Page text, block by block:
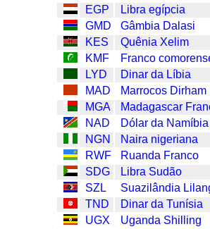
EGP
Libra egípcia
GMD
Gâmbia Dalasi
KES
Quênia Xelim
KMF
Franco
LYD
Dinar da Líbia
MAD
Marrocos Dirham
MGA
Madagascar
NAD
Dólar da Namíbia
NGN
Naira nigeriana
RWF
Ruanda Franco
SDG
Libra Sudão
SZL
Suazilândia
TND
Dinar da Tunísia
UGX
Uganda Shilling